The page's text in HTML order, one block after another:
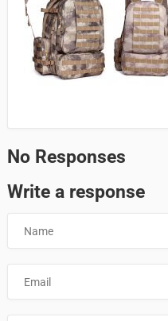
No Responses
Write a response